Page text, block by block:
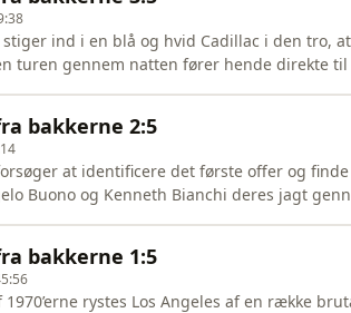
stiger ind i en blå og hvid Cadillac i den tro,
turen gennem natten fører hende direkte til
fortid, hans k
bakkerne 2:5
at identificere det første offer og
Buono og Kenneth Bianchi deres jagt
men efte
bakkerne 1:5
rystes Los Angeles af en række